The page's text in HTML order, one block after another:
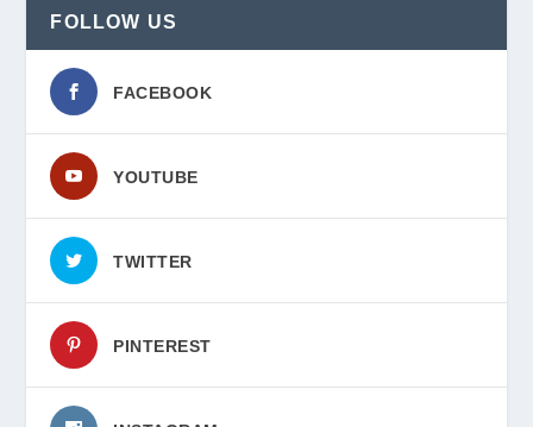
FOLLOW US
FACEBOOK
YOUTUBE
TWITTER
PINTEREST